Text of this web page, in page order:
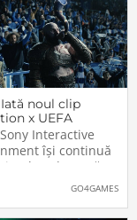
noul clip
x UEFA
League. Nu
din
Interactive
își continuă
ce durează
peste un sfert de
sponsorii
GO4GAMES